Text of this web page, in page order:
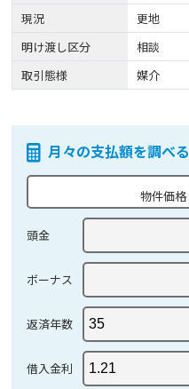
現況
更地
明け渡し区分
相談
取引態様
媒介
月々の支払額を調べる
物件価格
頭金
ボーナス
返済年数
借入金利